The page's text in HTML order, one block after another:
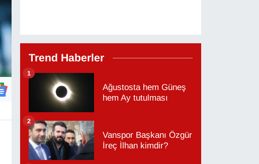
Trend Haberler
Ağustosta hem Güneş
hem Ay tutulması
1
Vanspor Başkanı Özgür
İreç İlhan kimdir?
2